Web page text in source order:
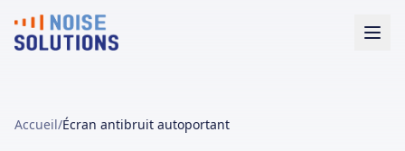
Accueil/Écran antibruit autoportant